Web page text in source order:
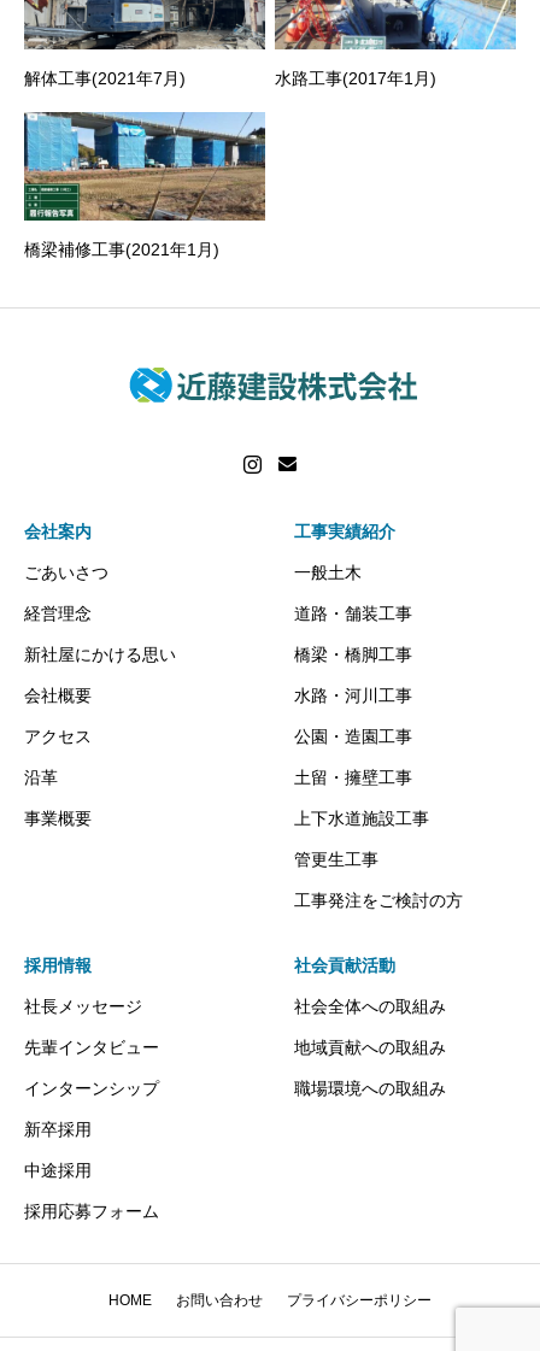
解体工事(2021年7月) 水路工事(2017年1月)
橋梁補修工事(2021年1月)
会社案内
ごあいさつ
経営理念
新社屋にかける思い
会社概要
アクセス
沿革
事業概要
工事実績紹介
一般土木
道路・舗装工事
橋梁・橋脚工事
水路・河川工事
公園・造園工事
土留・擁壁工事
上下水道施設工事
管更生工事
工事発注をご検討の方
採用情報
社長メッセージ
先輩インタビュー
インターンシップ
新卒採用
中途採用
採用応募フォーム
社会貢献活動
社会全体への取組み
地域貢献への取組み
職場環境への取組み
HOME お問い合わせ プライバシーポリシー